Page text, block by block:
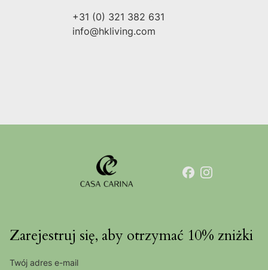
+31 (0) 321 382 631
info@hkliving.com
Zarejestruj się, aby otrzymać 10% zniżki
Twój adres e-mail